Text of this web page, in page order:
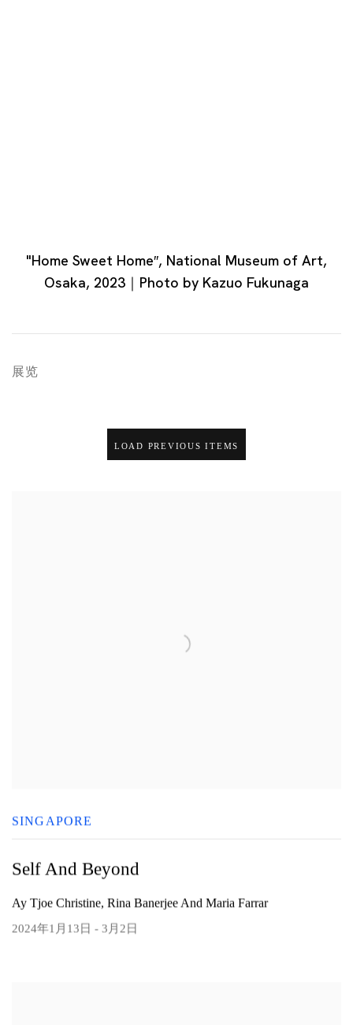
"Home Sweet Home″, National Museum of Art,
Osaka, 2023｜Photo by Kazuo Fukunaga
展览
LOAD PREVIOUS ITEMS
Self And Beyond
Ay Tjoe Christine, Rina Banerjee And Maria Farrar
2024年1月13日 - 3月2日
SINGAPORE